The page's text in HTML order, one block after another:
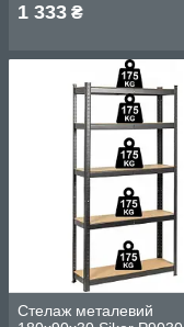
1 333 ₴
Стелаж металевий